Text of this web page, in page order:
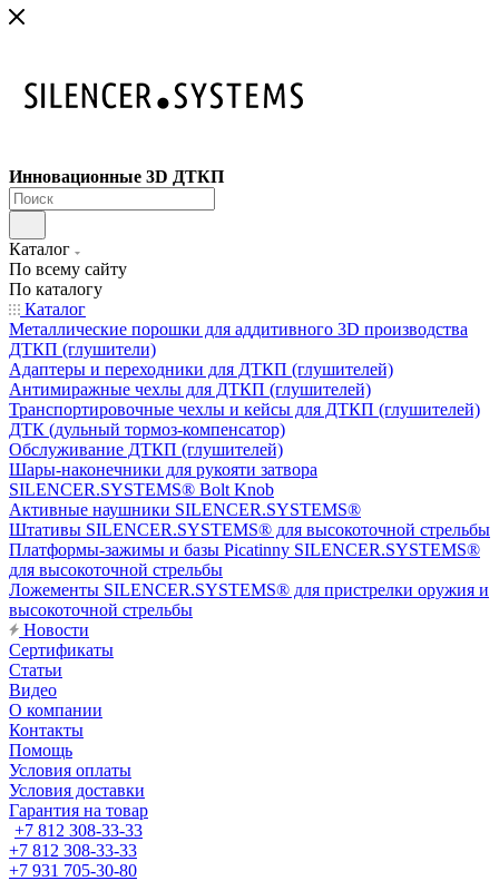
Инновационные 3D ДТКП
Каталог
По всему сайту
По каталогу
Каталог
Металлические порошки для аддитивного 3D производства
ДТКП (глушители)
Адаптеры и переходники для ДТКП (глушителей)
Антимиражные чехлы для ДТКП (глушителей)
Транспортировочные чехлы и кейсы для ДТКП (глушителей)
ДТК (дульный тормоз-компенсатор)
Обслуживание ДТКП (глушителей)
Шары-наконечники для рукояти затвора
SILENCER.SYSTEMS® Bolt Knob
Активные наушники SILENCER.SYSTEMS®
Штативы SILENCER.SYSTEMS® для высокоточной стрельбы
Платформы-зажимы и базы Picatinny SILENCER.SYSTEMS®
для высокоточной стрельбы
Ложементы SILENCER.SYSTEMS® для пристрелки оружия и
высокоточной стрельбы
Новости
Сертификаты
Статьи
Видео
О компании
Контакты
Помощь
Условия оплаты
Условия доставки
Гарантия на товар
+7 812 308-33-33
+7 812 308-33-33
+7 931 705-30-80